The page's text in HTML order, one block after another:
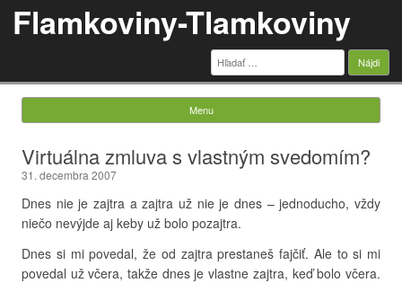
Flamkoviny-Tlamkoviny
Hľadať:
Menu
Virtuálna zmluva s vlastným svedomím?
31. decembra 2007
Dnes nie je zajtra a zajtra už nie je dnes – jednoducho, vždy
niečo nevýjde aj keby už bolo pozajtra.
Dnes si mi povedal, že od zajtra prestaneš fajčiť. Ale to si mi
povedal už včera, takže dnes je vlastne zajtra, keď bolo včera.